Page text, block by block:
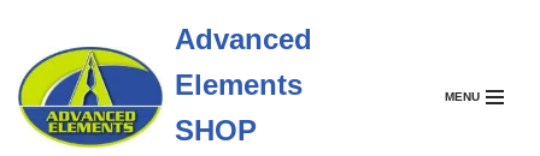
Aller
au
contenu
Advanced
Elements
SHOP
MENU